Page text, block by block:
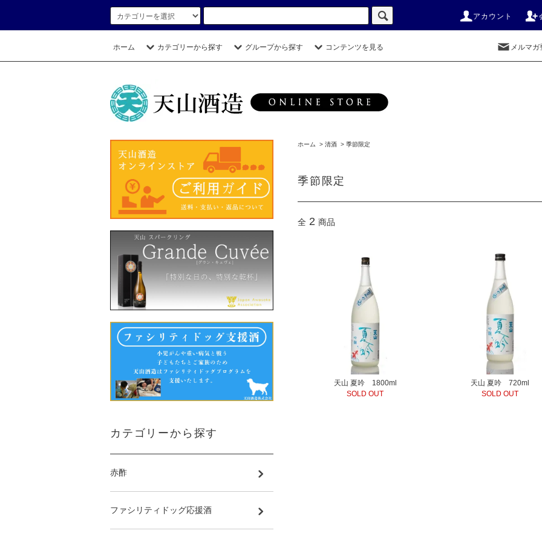
アカウント
ホーム カテゴリーから探す グループから探す コンテンツを見る メルマ
ホーム > 清酒 > 季節限定
季節限定
全 2 商品
天山 夏吟 1800ml
SOLD OUT
天山 夏吟 720ml
SOLD OUT
カテゴリーから探す
赤酢
ファシリティドッグ応援酒